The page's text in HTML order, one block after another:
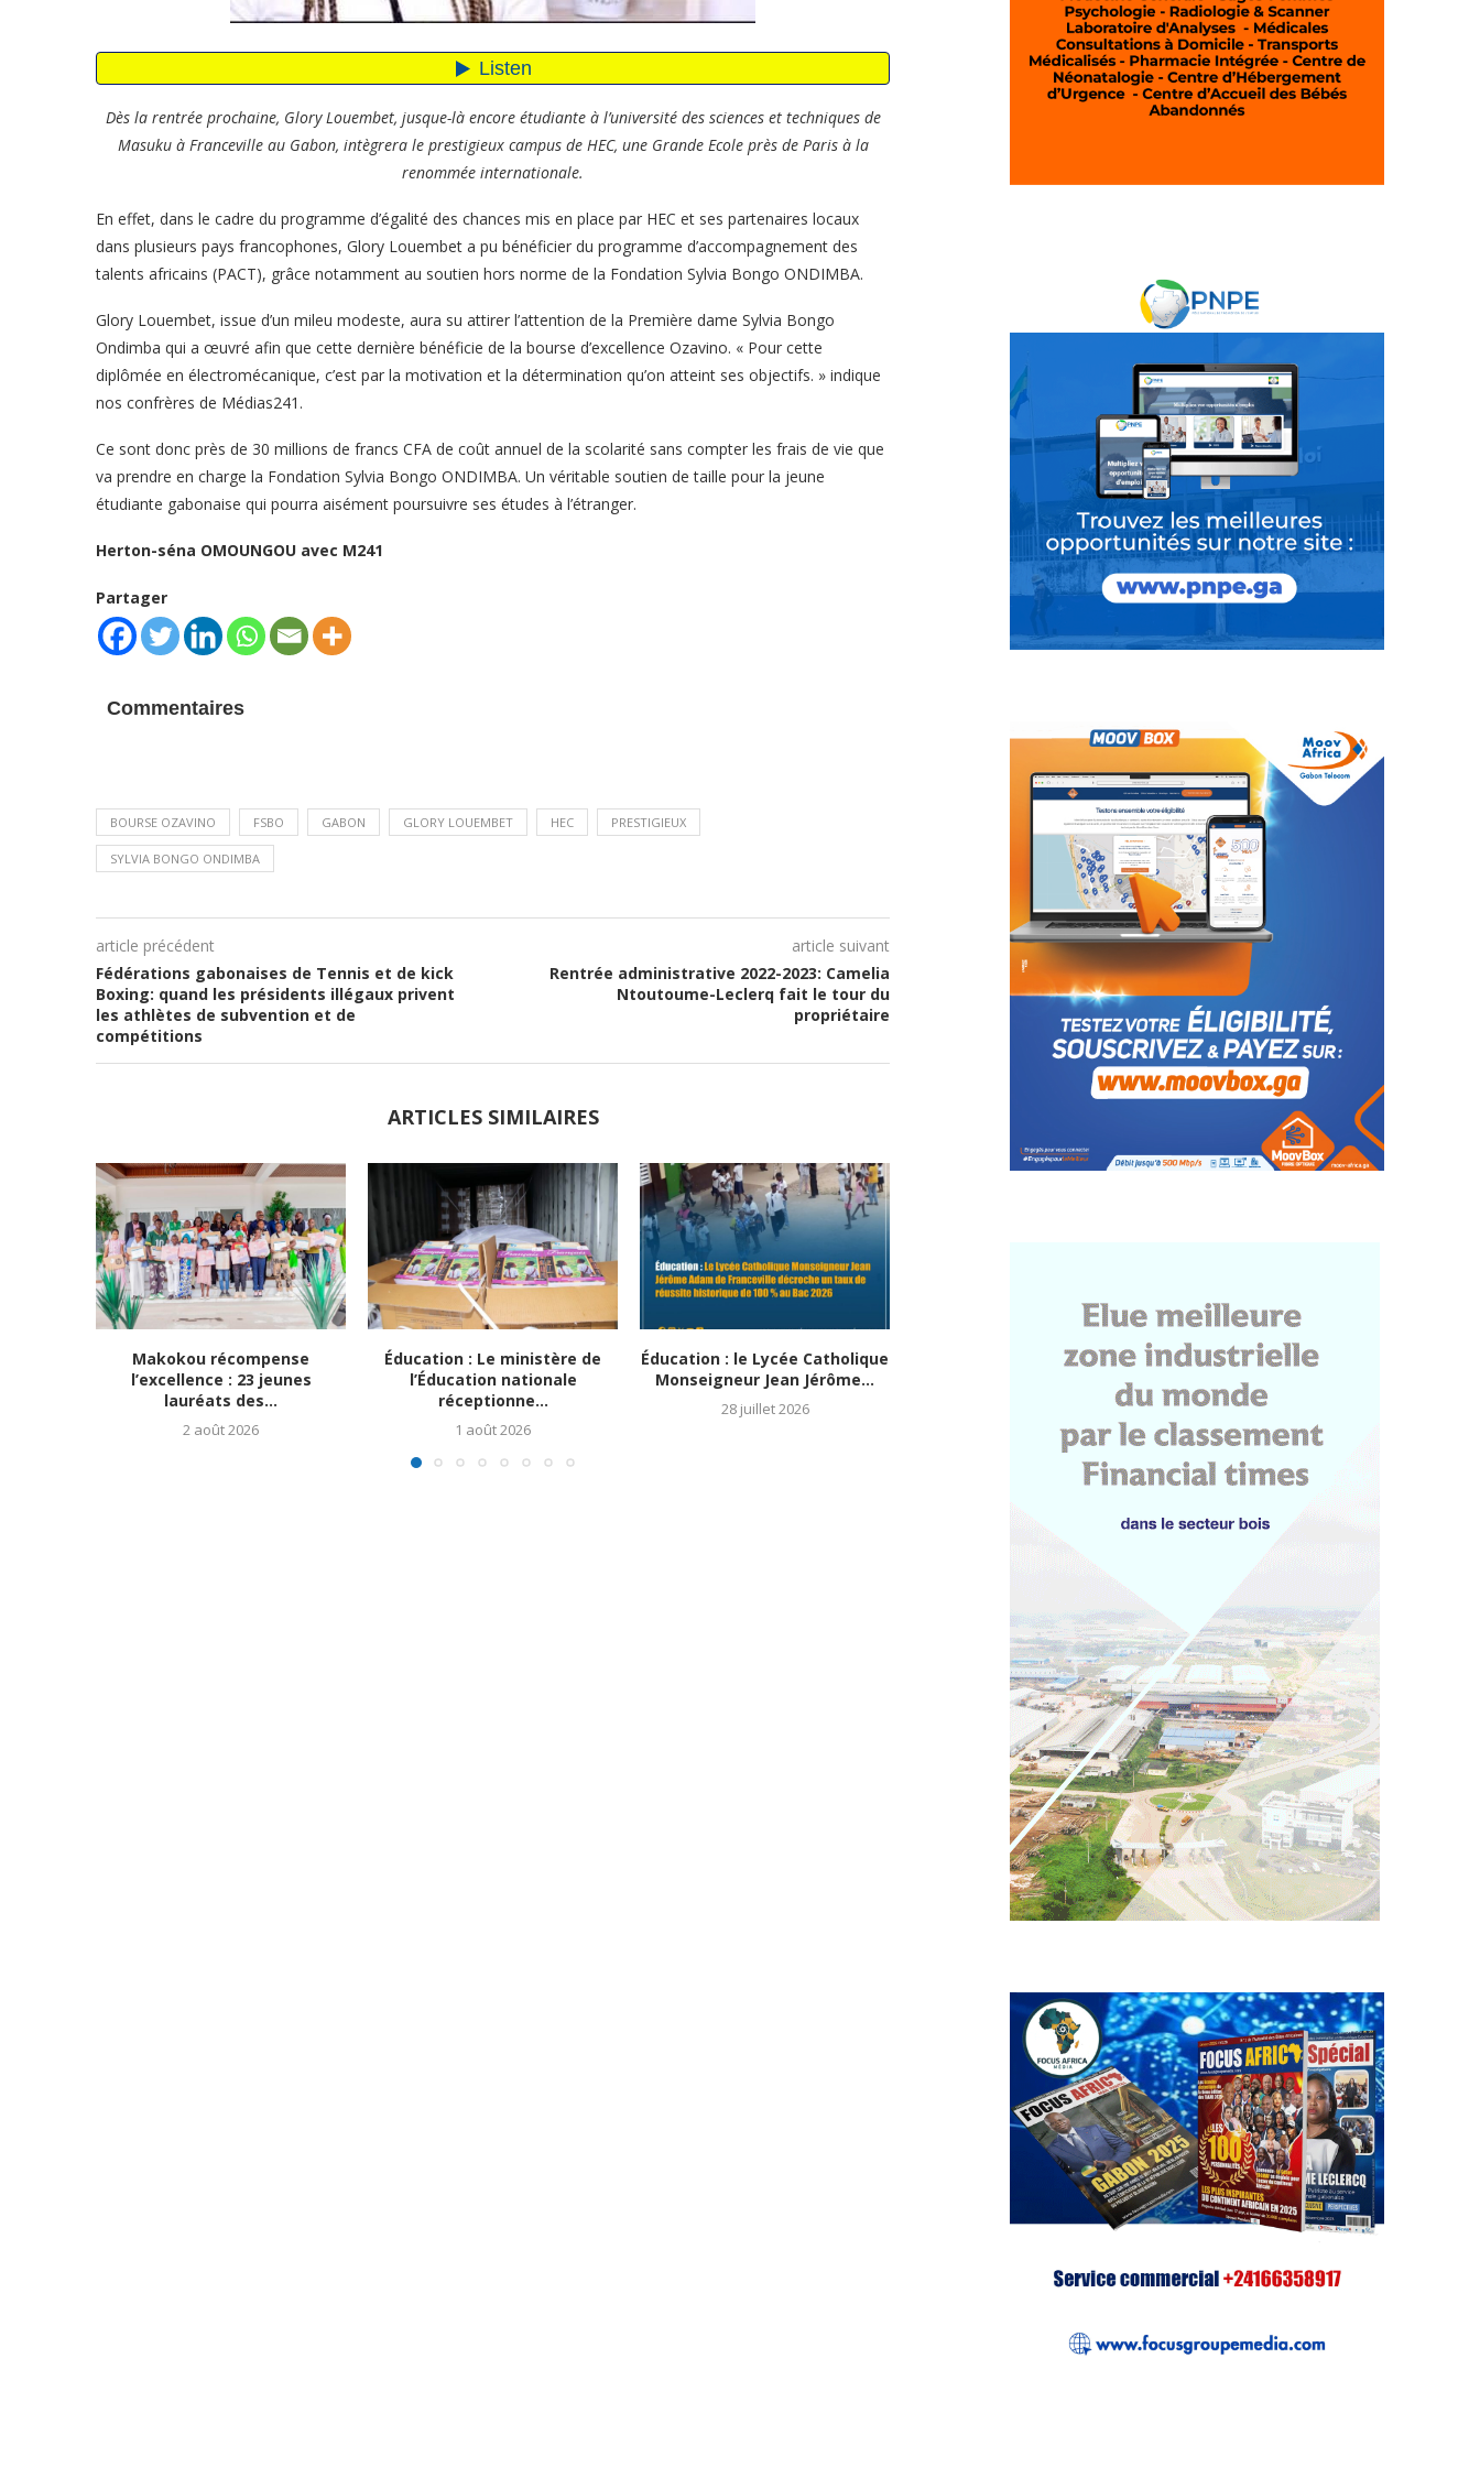
Dès la rentrée prochaine, Glory Louembet, jusque-là encore étudiante à l’université des sciences et techniques de
Masuku à Franceville au Gabon, intègrera le prestigieux campus de HEC, une Grande Ecole près de Paris à la
renommée internationale.
En effet, dans le cadre du programme d’égalité des chances mis en place par HEC et ses partenaires locaux
dans plusieurs pays francophones, Glory Louembet a pu bénéficier du programme d’accompagnement des
talents africains (PACT), grâce notamment au soutien hors norme de la Fondation Sylvia Bongo ONDIMBA.
Glory Louembet, issue d’un mileu modeste, aura su attirer l’attention de la Première dame Sylvia Bongo
Ondimba qui a œuvré afin que cette dernière bénéficie de la bourse d’excellence Ozavino. « Pour cette
diplômée en électromécanique, c’est par la motivation et la détermination qu’on atteint ses objectifs. » indique
nos confrères de Médias241.
Ce sont donc près de 30 millions de francs CFA de coût annuel de la scolarité sans compter les frais de vie que
va prendre en charge la Fondation Sylvia Bongo ONDIMBA. Un véritable soutien de taille pour la jeune
étudiante gabonaise qui pourra aisément poursuivre ses études à l’étranger.
Herton-séna OMOUNGOU avec M241
Partager
Commentaires
BOURSE OZAVINO FSBO GABON GLORY LOUEMBET HEC PRESTIGIEUX
SYLVIA BONGO ONDIMBA
article précédent
Fédérations gabonaises de Tennis et de kick
Boxing: quand les présidents illégaux privent
les athlètes de subvention et de
compétitions
article suivant
Rentrée administrative 2022-2023: Camelia
Ntoutoume-Leclerq fait le tour du
propriétaire
ARTICLES SIMILAIRES
Makokou récompense
l’excellence : 23 jeunes
lauréats des...
2 août 2026
Éducation : Le ministère de
l’Éducation nationale
réceptionne...
1 août 2026
Éducation : le Lycée Catholique
Monseigneur Jean Jérôme...
28 juillet 2026
Modernisation des
infrastructures : À Libreville, le
27 juillet 2026
Le CES d’Onga accède au rang
27 juillet 2026